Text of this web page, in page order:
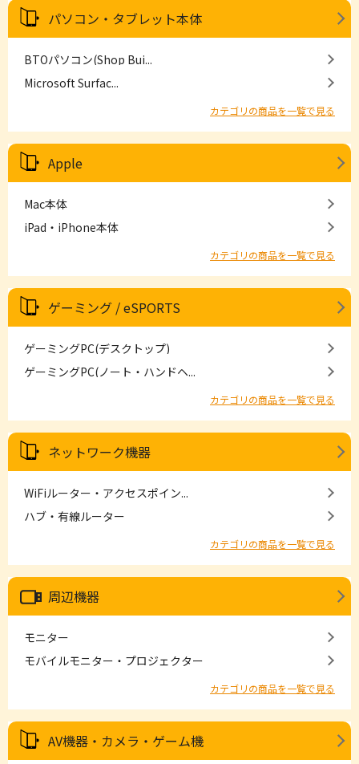
パソコン・タブレット本体
BTOパソコン(Shop Bui...
Microsoft Surfac...
カテゴリの商品を一覧で見る
Apple
Mac本体
iPad・iPhone本体
カテゴリの商品を一覧で見る
ゲーミング / eSPORTS
ゲーミングPC(デスクトップ)
ゲーミングPC(ノート・ハンドヘ...
カテゴリの商品を一覧で見る
ネットワーク機器
WiFiルーター・アクセスポイン...
ハブ・有線ルーター
カテゴリの商品を一覧で見る
周辺機器
モニター
モバイルモニター・プロジェクター
カテゴリの商品を一覧で見る
AV機器・カメラ・ゲーム機